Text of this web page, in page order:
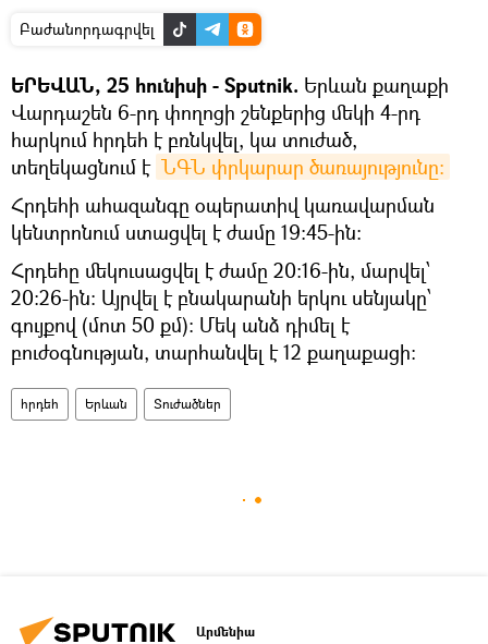
Բաժանորդագրվել
ԵՐԵՎԱՆ, 25 հունիսի - Sputnik. Երևան քաղաքի
Վարդաշեն 6-րդ փողոցի շենքերից մեկի 4-րդ
հարկում հրդեհ է բռնկվել, կա տուժած,
տեղեկացնում է ՆԳՆ փրկարար ծառայությունը։
Հրդեհի ահազանգը օպերատիվ կառավարման
կենտրոնում ստացվել է ժամը 19։45-ին։
Հրդեհը մեկուսացվել է ժամը 20։16-ին, մարվել՝
20։26-ին: Այրվել է բնակարանի երկու սենյակը՝
գույքով (մոտ 50 քմ)։ Մեկ անձ դիմել է
բուժօգնության, տարհանվել է 12 քաղաքացի։
հրդեհ Երևան Տուժածներ
Արմենիա